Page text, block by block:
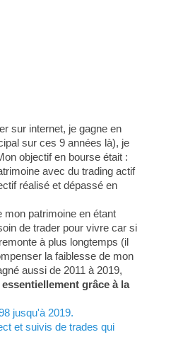
sur internet, je gagne en
sur ces 9 années là), je
objectif en bourse était :
avec du trading actif
réalisé et dépassé en
patrimoine en étant
de trader pour vivre car si
à plus longtemps (il
la faiblesse de mon
aussi de 2011 à 2019,
grâce à la
jusqu'à 2019.
et suivis de trades qui